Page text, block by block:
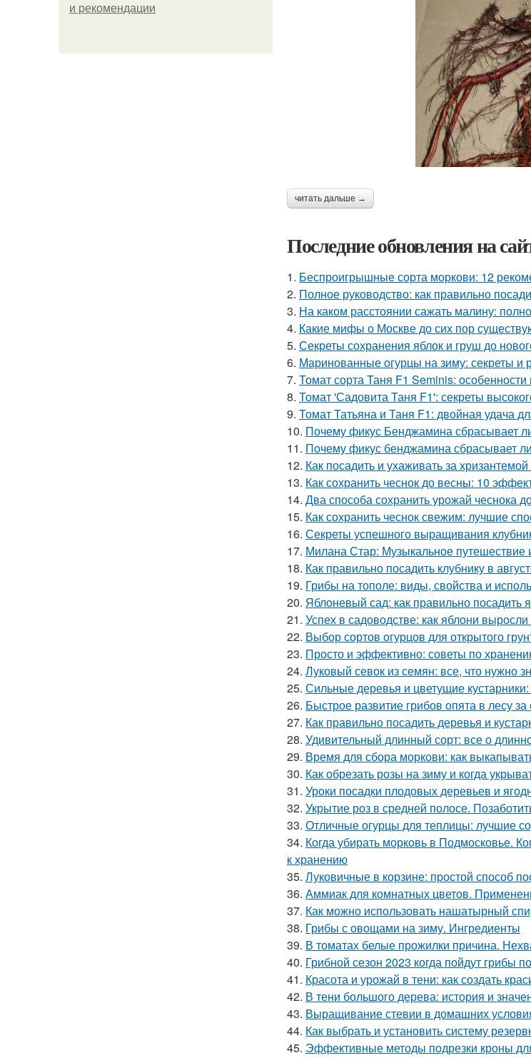
и рекомендации
читать дальше →
Последние обновления на
1. Беспроигрышные сорта моркови: 12
2. Полное руководство: как правильно
3. На каком расстоянии сажать малину:
4. Какие мифы о Москве до сих пор
5. Секреты сохранения яблок и груш до
6. Маринованные огурцы на зиму: секреты и
7. Томат сорта Таня F1 Seminis:
8. Томат 'Садовита Таня F1': секреты
9. Томат Татьяна и Таня F1: двойная удача
10. Почему фикус Бенджамина сбрасывает
11. Почему фикус бенджамина сбрасывает
12. Как посадить и ухаживать за
13. Как сохранить чеснок до весны: 10
14. Два способа сохранить урожай чеснока
15. Как сохранить чеснок свежим: лучшие
16. Секреты успешного выращивания
17. Милана Стар: Музыкальное
18. Как правильно посадить клубнику в
19. Грибы на тополе: виды, свойства и
20. Яблоневый сад: как правильно посадить
21. Успех в садоводстве: как яблони
22. Выбор сортов огурцов для открытого
23. Просто и эффективно: советы по
24. Луковый севок из семян: все, что нужно
25. Сильные деревья и цветущие
26. Быстрое развитие грибов опята в лесу
27. Как правильно посадить деревья и
28. Удивительный длинный сорт: все о
29. Время для сбора моркови: как
30. Как обрезать розы на зиму и когда
31. Уроки посадки плодовых деревьев и
32. Укрытие роз в средней полосе.
33. Отличные огурцы для теплицы: лучшие
34. Когда убирать морковь в Подмосковье.
к хранению
35. Луковичные в корзине: простой способ
36. Аммиак для комнатных цветов.
37. Как можно использовать нашатырный
38. Грибы с овощами на зиму. Ингредиенты
39. В томатах белые прожилки причина.
40. Грибной сезон 2023 когда пойдут грибы
41. Красота и урожай в тени: как создать
42. В тени большого дерева: история и
43. Выращивание стевии в домашних
44. Как выбрать и установить систему
45. Эффективные методы подрезки кроны